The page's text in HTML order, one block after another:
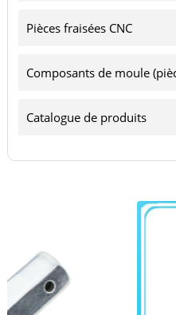
Pièces fraisées CNC
Composants de moule
Catalogue de produits